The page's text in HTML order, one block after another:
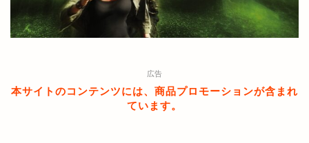
広告
本サイトのコンテンツには、商品プロモーションが含まれ
ています。